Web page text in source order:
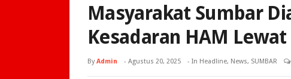
Masyarakat Sumbar
Kesadaran HAM Lewat
ByAdmin - Agustus 20, 2025 - In Headline, News, SUMBAR